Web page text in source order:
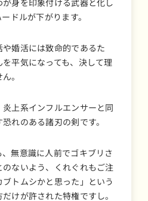
身を印象付ける武器と化し
ドルが下がります。
婚活には致命的であるた
平気になっても、決して理
。
上系インフルエンサーと同
れのある諸刃の剣です。
無意識に人前でゴキブリさ
ないよう、くれぐれもご注
トムシかと思った」という
けが許された特権ですし。